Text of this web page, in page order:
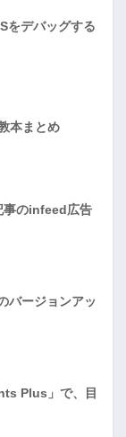
をデバッグする
本まとめ
事のinfeed広告
バージョンアッ
Plus」で、目